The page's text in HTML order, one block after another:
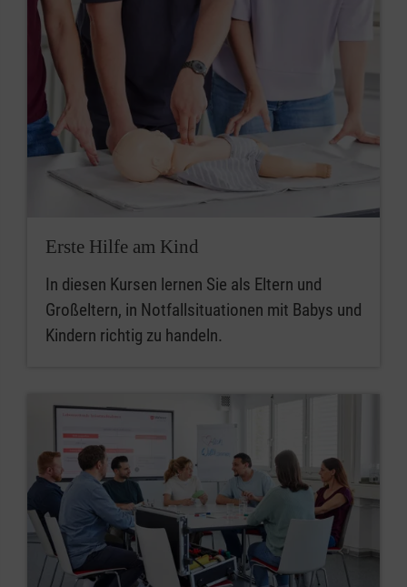
Erste Hilfe am Kind
In diesen Kursen lernen Sie als Eltern und
Großeltern, in Notfallsituationen mit Babys und
Kindern richtig zu handeln.